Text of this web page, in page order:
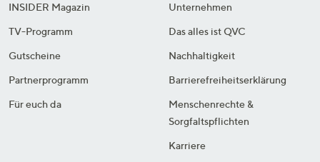
INSIDER Magazin
TV-Programm
Gutscheine
Partnerprogramm
Für euch da
Unternehmen
Das alles ist QVC
Nachhaltigkeit
Barrierefreiheitserklärung
Menschenrechte &
Sorgfaltspflichten
Karriere